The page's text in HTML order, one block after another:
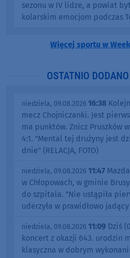
sezonu w IV lidze, a powiat
kolarskim emocjom podczas
Więcej sportu w
OSTATNIO DODANO
niedziela, 09.08.2026 16:38
mecz Chojniczanki. Jest
ma punktów. Znicz Pruszków
4:1. "Mental tej drużyny jest
dnie" (RELACJA, FOTO)
niedziela, 09.08.2026 11:47
w Chłopowach, w gminie
do szpitala. "Nie ustąpiła
uderzyła w prawidłowo
niedziela, 09.08.2026 11:09 Dziś
koncert z okazji 643. urodzin
klasyczna w dobrym